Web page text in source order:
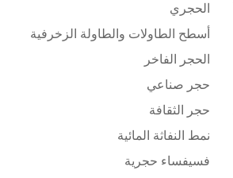
الحجري
أسطح الطاولات والطاولة الزخرفية
الحجر الفاخر
حجر صناعي
حجر الثقافة
نمط النفاثة المائية
فسيفساء حجرية